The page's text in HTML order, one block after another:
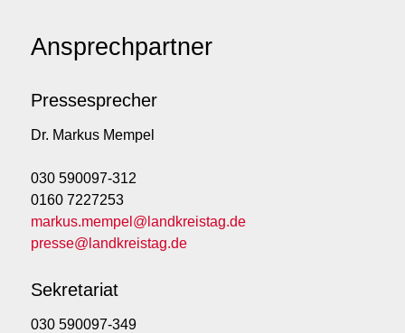
Ansprechpartner
Pressesprecher
Dr. Markus Mempel
030 590097-312
0160 7227253
markus.mempel@landkreistag.de
presse@landkreistag.de
Sekretariat
030 590097-349